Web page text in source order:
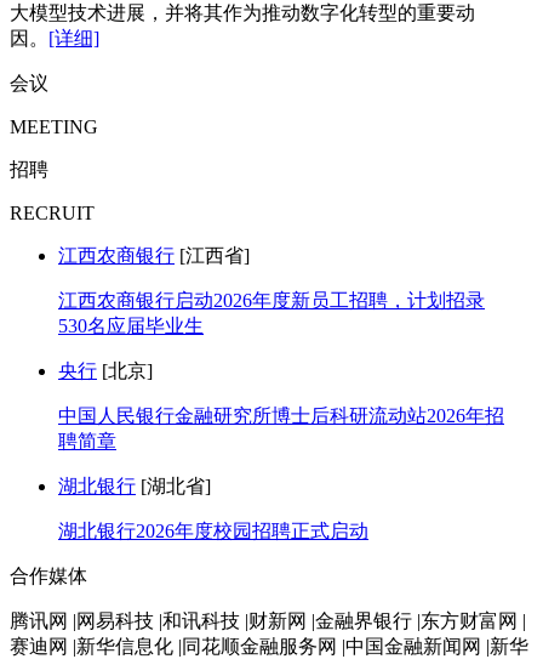
大模型技术进展，并将其作为推动数字化转型的重要动
因。 [详细]
会议
MEETING
招聘
RECRUIT
江西农商银行 [江西省]
江西农商银行启动2026年度新员工招聘，计划招录
530名应届毕业生
央行 [北京]
中国人民银行金融研究所博士后科研流动站2026年招
聘简章
湖北银行 [湖北省]
湖北银行2026年度校园招聘正式启动
合作媒体
腾讯网 |网易科技 |和讯科技 |财新网 |金融界银行 |东方财富网 |
赛迪网 |新华信息化 |同花顺金融服务网 |中国金融新闻网 |新华